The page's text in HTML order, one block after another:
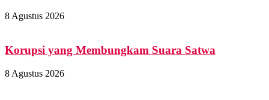
8 Agustus 2026
Korupsi yang Membungkam Suara Satwa
8 Agustus 2026